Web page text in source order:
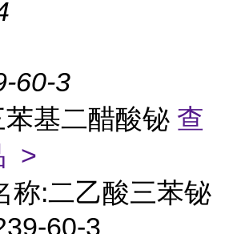
60-3
苯基二醋酸铋 查
>
称:二乙酸三苯铋
60-3